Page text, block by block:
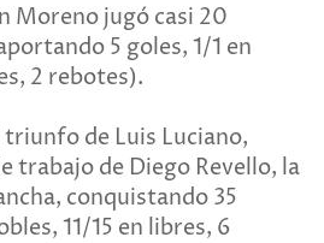
Moreno jugó casi 20
5 goles, 1/1 en
2 rebotes).
de Luis Luciano,
trabajo de Diego Revello, la
conquistando 35
11/15 en libres, 6